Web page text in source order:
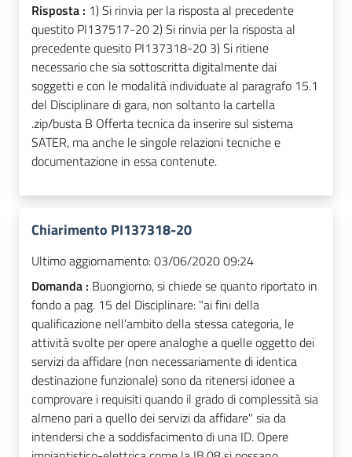
Risposta : 1) Si rinvia per la risposta al precedente
questito PI137517-20 2) Si rinvia per la risposta al
precedente quesito PI137318-20 3) Si ritiene
necessario che sia sottoscritta digitalmente dai
soggetti e con le modalità individuate al paragrafo 15.1
del Disciplinare di gara, non soltanto la cartella
.zip/busta B Offerta tecnica da inserire sul sistema
SATER, ma anche le singole relazioni tecniche e
documentazione in essa contenute.
Chiarimento PI137318-20
Ultimo aggiornamento:03/06/2020 09:24
Domanda : Buongiorno, si chiede se quanto riportato in
fondo a pag. 15 del Disciplinare: "ai fini della
qualificazione nell’ambito della stessa categoria, le
attività svolte per opere analoghe a quelle oggetto dei
servizi da affidare (non necessariamente di identica
destinazione funzionale) sono da ritenersi idonee a
comprovare i requisiti quando il grado di complessità sia
almeno pari a quello dei servizi da affidare" sia da
intendersi che a soddisfacimento di una ID. Opere